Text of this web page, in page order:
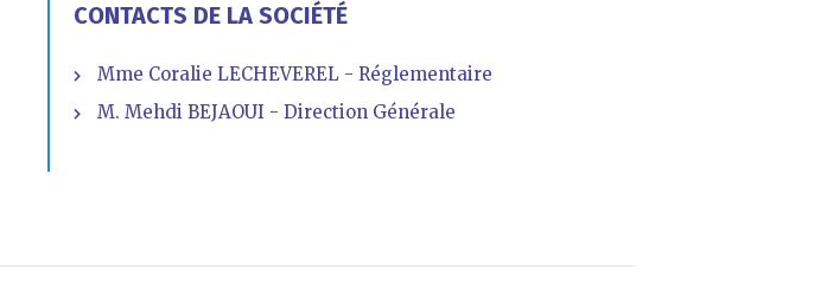
CONTACTS DE LA SOCIÉTÉ
Mme Coralie LECHEVEREL - Réglementaire
M. Mehdi BEJAOUI - Direction Générale